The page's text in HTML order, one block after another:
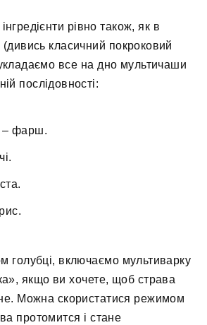
рівно також, як в
класичний покроковий
все на дно мультичаши
послідовності:
фарш.
голубці, включаємо мультиварку
якщо ви хочете, щоб страва
Можна скористатися режимом
протомится і стане